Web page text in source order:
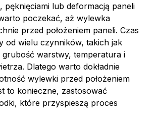
pęknięciami lub deformacją paneli
poczekać, aż wylewka
przed położeniem paneli. Czas
od wielu czynników, takich jak
warstwy, temperatura i
Dlatego warto dokładnie
wylewki przed położeniem
to konieczne, zastosować
które przyspieszą proces